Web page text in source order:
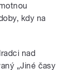
kdy na
nad
„Jiné časy